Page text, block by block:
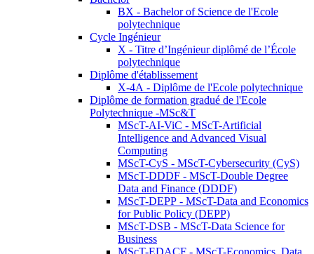
BX - Bachelor of Science de l'Ecole
polytechnique
Cycle Ingénieur
X - Titre d’Ingénieur diplômé de l’École
polytechnique
Diplôme d'établissement
X-4A - Diplôme de l'Ecole polytechnique
Diplôme de formation gradué de l'Ecole
Polytechnique -MSc&T
MScT-AI-ViC - MScT-Artificial
Intelligence and Advanced Visual
Computing
MScT-CyS - MScT-Cybersecurity (CyS)
MScT-DDDF - MScT-Double Degree
Data and Finance (DDDF)
MScT-DEPP - MScT-Data and Economics
for Public Policy (DEPP)
MScT-DSB - MScT-Data Science for
Business
MScT-EDACF - MScT-Economics, Data